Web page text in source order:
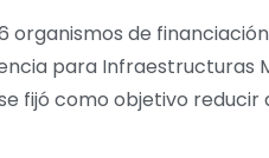
de
para Infraestructuras
fijó como objetivo